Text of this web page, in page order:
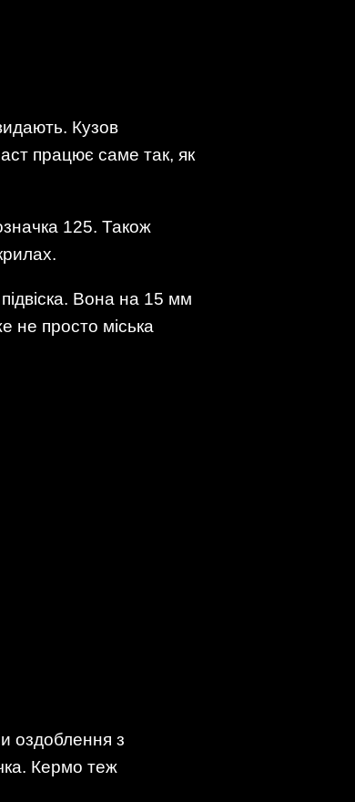
Кузов
працює саме так, як
125. Також
Вона на 15 мм
не просто міська
оздоблення з
Кермо теж